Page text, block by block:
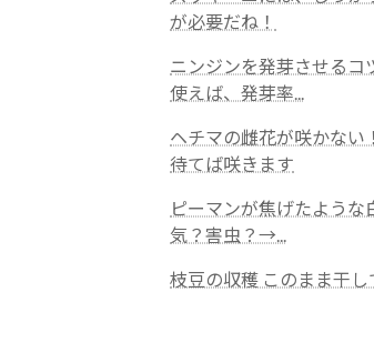
が必要だね！
ニンジンを発芽させるコ
使えば、発芽率...
ヘチマの雌花が咲かな
待てば咲きます
ピーマンが焦げたような
気？害虫？→...
枝豆の収穫 このまま干し